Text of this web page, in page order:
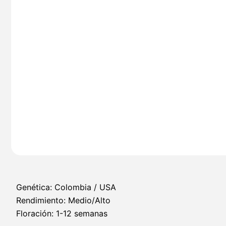
Genética: Colombia / USA
Rendimiento: Medio/Alto
Floración: 1-12 semanas